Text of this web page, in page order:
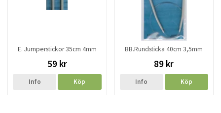
E. Jumperstickor 35cm 4mm
59 kr
Info Köp
BB.Rundsticka 40cm 3,5mm
89 kr
Info Köp